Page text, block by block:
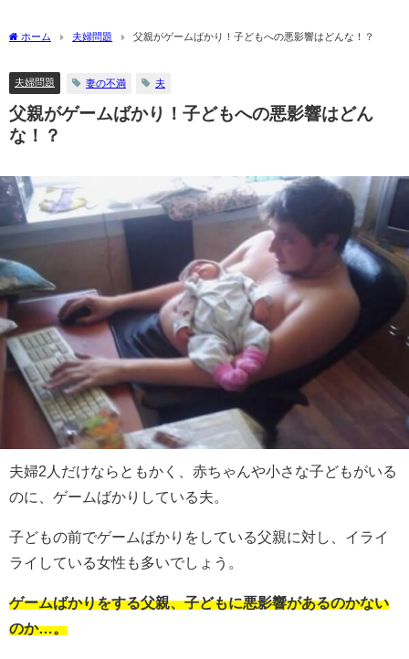
ホーム 夫婦問題 父親がゲームばかり！子どもへの悪影響はどんな！？
夫婦問題 妻の不満 夫
父親がゲームばかり！子どもへの悪影響はどん
な！？
夫婦2人だけならともかく、赤ちゃんや小さな子どもがいる
のに、ゲームばかりしている夫。
子どもの前でゲームばかりをしている父親に対し、イライ
ライしている女性も多いでしょう。
ゲームばかりをする父親、子どもに悪影響があるのかない
のか…。